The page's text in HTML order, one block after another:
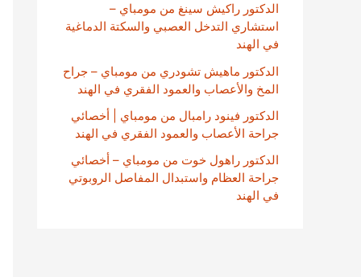
الدكتور راكيش سينغ من مومباي –
استشاري التدخل العصبي والسكتة الدماغية
في الهند
الدكتور ماهيش تشودري من مومباي – جراح
المخ والأعصاب والعمود الفقري في الهند
الدكتور فينود رامبال من مومباي | أخصائي
جراحة الأعصاب والعمود الفقري في الهند
الدكتور راهول خوت من مومباي – أخصائي
جراحة العظام واستبدال المفاصل الروبوتي
في الهند